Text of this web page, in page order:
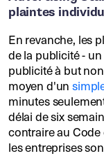
plaintes
En revanche, les
de la publicité -
publicité à but
moyen d'un
minutes
délai de six
contraire au
les entreprises